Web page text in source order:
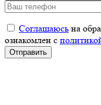
Соглашаюсь на
ознакомлен с